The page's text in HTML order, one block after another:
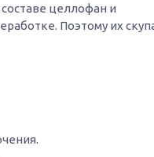
целлофан и
Поэтому их